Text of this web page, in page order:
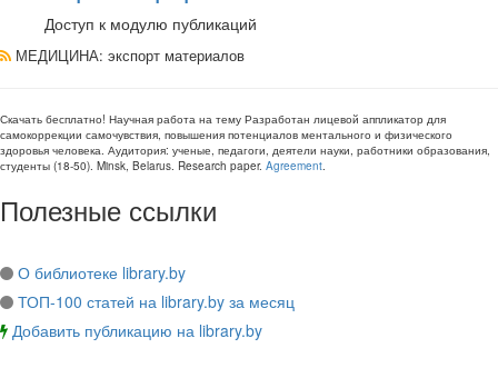
Доступ к модулю публикаций
МЕДИЦИНА: экспорт материалов
Скачать бесплатно! Научная работа на тему Разработан лицевой аппликатор для
самокоррекции самочувствия, повышения потенциалов ментального и физического
здоровья человека. Аудитория: ученые, педагоги, деятели науки, работники образования,
студенты (18-50). Minsk, Belarus. Research paper. Agreement.
Полезные ссылки
О библиотеке library.by
ТОП-100 статей на library.by за месяц
Добавить публикацию на library.by